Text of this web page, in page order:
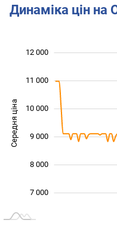
Динаміка цін на
Середня ціна
7 000
8 000
9 000
10 000
12 000
11 000